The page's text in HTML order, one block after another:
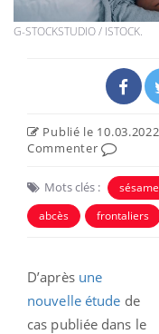
G-STOCKSTUDIO / ISTOCK.
Publié le
Commenter
Mots clés : sésame
abcès
frontaliers
D’après une
nouvelle étude de
cas publiée dans le